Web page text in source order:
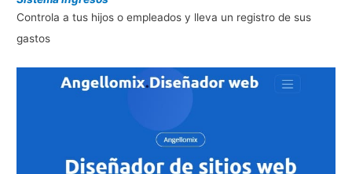
Controla a tus hijos o empleados y lleva un registro de sus
gastos